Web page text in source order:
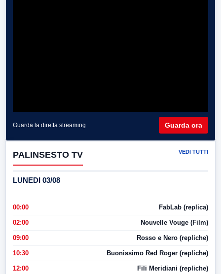
Guarda la diretta streaming Guarda ora
PALINSESTO TV VEDI TUTTI
LUNEDI 03/08
00:00 FabLab (replica)
02:00 Nouvelle Vouge (Film)
09:00 Rosso e Nero (repliche)
10:30 Buonissimo Red Roger (repliche)
12:00 Fili Meridiani (repliche)